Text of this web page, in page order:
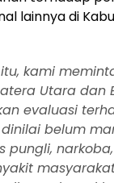
lainnya di
itu, kami
Utara dan
evaluasi
belum
pungli,